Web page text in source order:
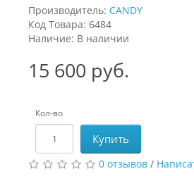
Производитель: CANDY
Код Товара: 6484
Наличие: В наличии
15 600 руб.
Кол-во
Купить
0 отзывов /